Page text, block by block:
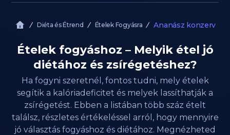
Diéta és Étrend Ételek Fogyásra Ananász konzerv
Ételek fogyáshoz – Melyik étel jó
diétához és zsírégetéshez?
Ha fogyni szeretnél, fontos tudni, mely ételek
segítik a kalóriadeficitet és melyek lassíthatják a
zsírégetést. Ebben a listában több száz ételt
találsz, részletes értékeléssel arról, hogy mennyire
jó választás fogyáshoz és diétához. Megnézheted